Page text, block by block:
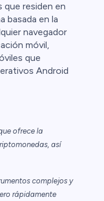
que residen en
basada en la
navegador
móvil,
que
Android
ofrece la
así
complejos y
rápidamente